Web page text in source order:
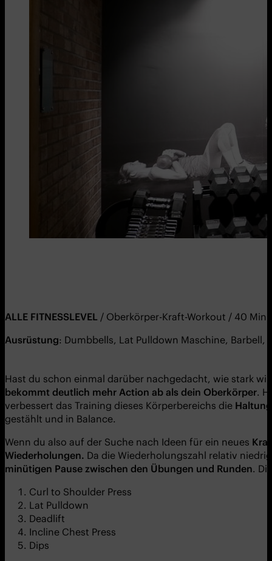
ALLE FITNESSLEVEL / Oberkörper-Kraft-Workout / 40
Ausrüstung: Dumbbells, Lat Pulldown Maschine, Barbell,
Hast du schon einmal darüber nachgedacht, wie stark
bekommt deutlich mehr Action ab als dein Oberkörper.
verbessert das Training dieses Körperbereichs die
gestählt und in Balance.
Wenn du also auf der Suche nach Ideen für ein neues
Wiederholungen. Da die Wiederholungszahl relativ
minütigen Pause zwischen den Übungen und Runden.
Curl to Shoulder Press
Lat Pulldown
Deadlift
Incline Chest Press
Dips